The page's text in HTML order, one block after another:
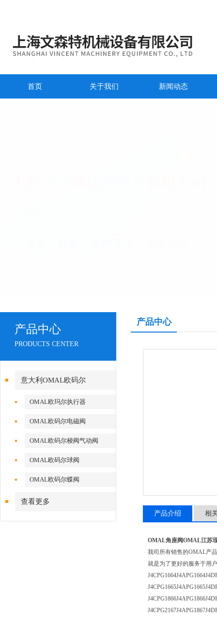
首页 关于我们 新闻动态
产品中心
PRODUCTS CENTER
意大利OMAL欧码尔
OMAL欧玛尔执行器
OMAL欧码尔电磁阀
OMAL欧码尔梭阀气动阀
OMAL欧码尔球阀
OMAL欧码尔蝶阀
查看更多
产品中心
产品介绍 相
OMAL角座阀OMAL江苏
我司所有销售的OMAL产
就是为了更好的服务于用